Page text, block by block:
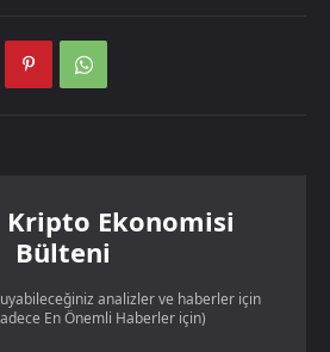
Kripto Ekonomisi
Bülteni
analizler ve haberler için
En Önemli Haberler için)